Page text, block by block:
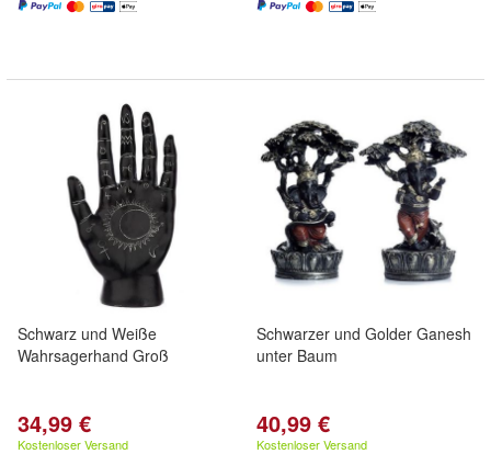
Schwarz und Weiße
Wahrsagerhand Groß
34,99 €
Kostenloser Versand
Schwarzer und Golder Ganesh
unter Baum
40,99 €
Kostenloser Versand